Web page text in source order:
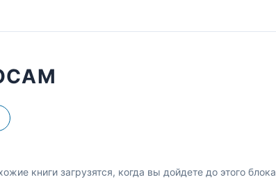
книги загрузятся, когда вы дойдете до этого